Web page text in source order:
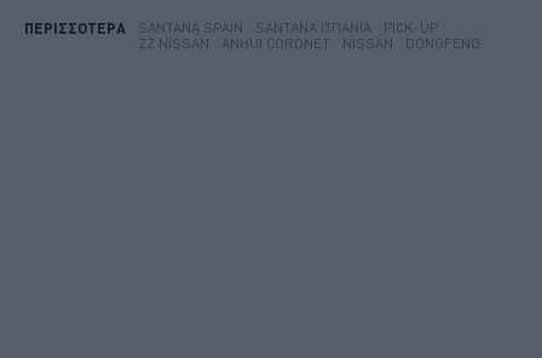
ΠΕΡΙΣΣΟΤΕΡΑ SANTANA SPAIN SANTANA ΙΣΠΑΝΊΑ
PICK-UP
ZZ NISSAN
ANHUI CORONET NISSAN DONGFENG